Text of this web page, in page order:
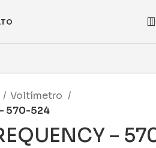
Voltímetro
– 570-524
–